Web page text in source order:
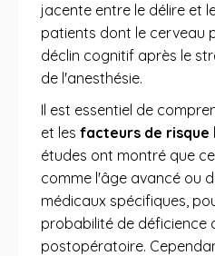
jacente entre le délire et
patients dont le cerveau
déclin cognitif après le
de l'anesthésie.
Il est essentiel de
et les facteurs de risque
études ont montré que
comme l'âge avancé ou
médicaux spécifiques,
probabilité de déficience
postopératoire.